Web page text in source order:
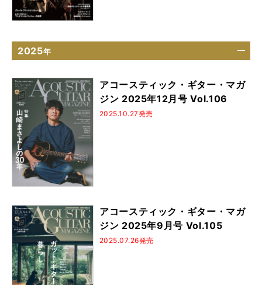
2025年
アコースティック・ギター・マガ
ジン 2025年12月号 Vol.106
2025.10.27発売
アコースティック・ギター・マガ
ジン 2025年9月号 Vol.105
2025.07.26発売